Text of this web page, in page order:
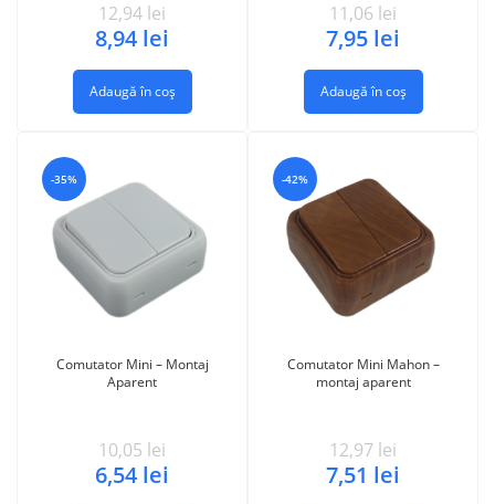
12,94 lei
8,94 lei
Adaugă în coș
11,06 lei
7,95 lei
Adaugă în coș
-35%
Comutator Mini – Montaj
Aparent
10,05 lei
6,54 lei
-42%
Comutator Mini Mahon –
montaj aparent
12,97 lei
7,51 lei